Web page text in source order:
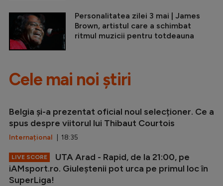
Personalitatea zilei 3 mai | James
Brown, artistul care a schimbat
ritmul muzicii pentru totdeauna
Cele mai noi știri
Belgia și-a prezentat oficial noul selecționer. Ce a
spus despre viitorul lui Thibaut Courtois
Internațional | 18:35
LIVE SCORE
UTA Arad - Rapid, de la 21:00, pe
iAMsport.ro. Giuleștenii pot urca pe primul loc în
SuperLiga!